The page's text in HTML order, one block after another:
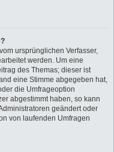
ursprünglichen Verfasser,
werden. Um eine
des Themas; dieser ist
eine Stimme abgegeben hat,
die Umfrageoption
abgestimmt haben, so kann
geändert oder
von laufenden Umfragen